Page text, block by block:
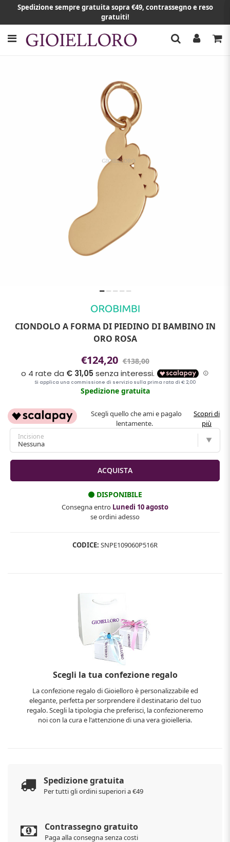
Spedizione sempre gratuita sopra €49, contrassegno e reso
gratuiti!
CIONDOLO A FORMA DI PIEDINO DI BAMBINO IN
ORO ROSA
€124,20 €138,00
Spedizione gratuita
Scegli quello che ami e pagalo
lentamente.
Scopri di
più
Incisione
DISPONIBILE
Consegna entro Lunedi 10 agosto
se ordini adesso
CODICE: SNPE109060P516R
Scegli la tua confezione regalo
La confezione regalo di Gioielloro è personalizzabile ed
elegante, perfetta per sorprendere il destinatario del tuo
regalo. Scegli la tipologia che preferisci, la confezioneremo
noi con la cura e l'attenzione di una vera gioielleria.
Spedizione gratuita
Per tutti gli ordini superiori a €49
Contrassegno gratuito
Paga alla consegna senza costi